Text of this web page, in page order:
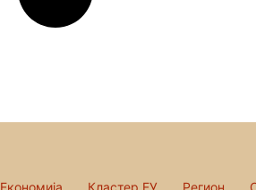
Економија Кластер ЕУ Регион